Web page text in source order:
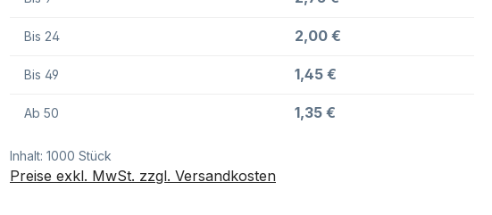
Bis 24 2,00 €
Bis 49 1,45 €
Ab 50 1,35 €
Inhalt: 1000 Stück
Preise exkl. MwSt. zzgl. Versandkosten